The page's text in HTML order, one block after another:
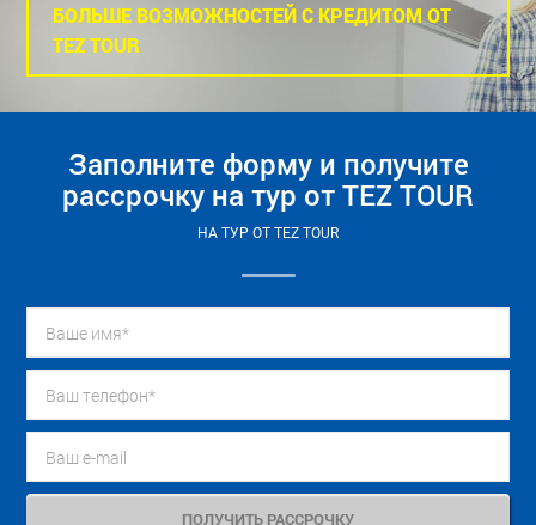
БОЛЬШЕ ВОЗМОЖНОСТЕЙ С КРЕДИТОМ ОТ
TEZ TOUR
Заполните форму и получите
рассрочку на тур от TEZ TOUR
НА ТУР ОТ TEZ TOUR